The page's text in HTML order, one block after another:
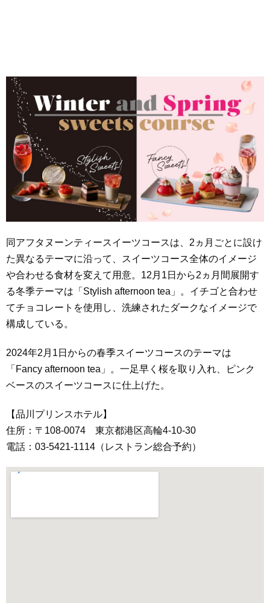
同アフタヌーンティースイーツコースは、2ヵ月ごとに設け
た異なるテーマに沿って、スイーツコース全体のイメージ
や合わせる食材を変えて用意。12月1日から2ヵ月間展開す
る冬季テーマは「Stylish afternoon tea」。イチゴと合わせ
てチョコレートを使用し、洗練されたダークなイメージで
構成している。
2024年2月1日からの春季スイーツコースのテーマは
「Fancy afternoon tea」。一足早く桜を取り入れ、ピンク
ベースのスイーツコースに仕上げた。
【品川プリンスホテル】
住所：〒108-0074 東京都港区高輪4-10-30
電話：03-5421-1114（レストラン総合予約）